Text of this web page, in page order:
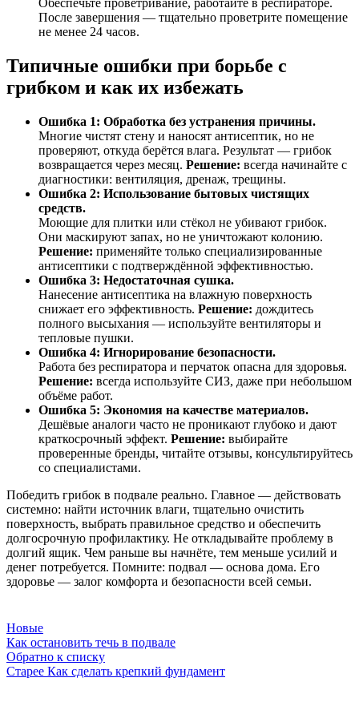
Обеспечьте проветривание, работайте в респираторе.
После завершения — тщательно проветрите помещение
не менее 24 часов.
Типичные ошибки при борьбе с
грибком и как их избежать
Ошибка 1: Обработка без устранения причины.
Многие чистят стену и наносят антисептик, но не
проверяют, откуда берётся влага. Результат — грибок
возвращается через месяц. Решение: всегда начинайте с
диагностики: вентиляция, дренаж, трещины.
Ошибка 2: Использование бытовых чистящих
средств.
Моющие для плитки или стёкол не убивают грибок.
Они маскируют запах, но не уничтожают колонию.
Решение: применяйте только специализированные
антисептики с подтверждённой эффективностью.
Ошибка 3: Недостаточная сушка.
Нанесение антисептика на влажную поверхность
снижает его эффективность. Решение: дождитесь
полного высыхания — используйте вентиляторы и
тепловые пушки.
Ошибка 4: Игнорирование безопасности.
Работа без респиратора и перчаток опасна для здоровья.
Решение: всегда используйте СИЗ, даже при небольшом
объёме работ.
Ошибка 5: Экономия на качестве материалов.
Дешёвые аналоги часто не проникают глубоко и дают
краткосрочный эффект. Решение: выбирайте
проверенные бренды, читайте отзывы, консультируйтесь
со специалистами.
Победить грибок в подвале реально. Главное — действовать
системно: найти источник влаги, тщательно очистить
поверхность, выбрать правильное средство и обеспечить
долгосрочную профилактику. Не откладывайте проблему в
долгий ящик. Чем раньше вы начнёте, тем меньше усилий и
денег потребуется. Помните: подвал — основа дома. Его
здоровье — залог комфорта и безопасности всей семьи.
Новые
Как остановить течь в подвале
Обратно к списку
Старее Как сделать крепкий фундамент